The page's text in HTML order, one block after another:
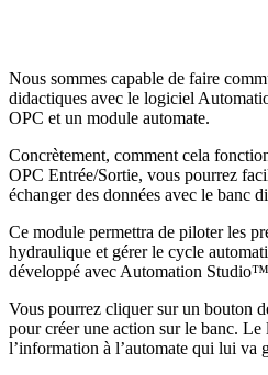
Nous sommes capable de faire
didactiques avec le logiciel
OPC et un module automate.
Concrètement, comment cela
OPC Entrée/Sortie, vous pourrez
échanger des données avec le banc
Ce module permettra de piloter les
hydraulique et gérer le cycle
développé avec Automation
Vous pourrez cliquer sur un bouton
pour créer une action sur le banc.
l’information à l’automate qui lui va